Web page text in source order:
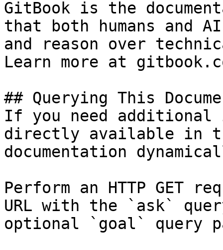
GitBook is the
that both humans and
and reason over
Learn more at
## Querying This
If you need
directly available in
documentation
Perform an HTTP GET
URL with the `ask`
optional `goal` query